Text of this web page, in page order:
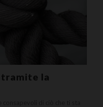
tramite la